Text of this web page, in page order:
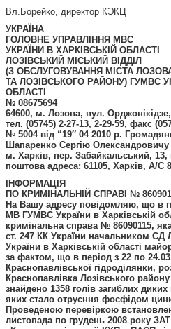
Вл.Борейко, директор КЭКЦ
УКРАЇНА
ГОЛОВНЕ УПРАВЛІННЯ МВС
УКРАЇНИ В ХАРКІВСЬКІЙ ОБЛАСТІ
ЛОЗІВСЬКИЙ МІСЬКИЙ ВІДДІЛ
(З ОБСЛУГОВУВАННЯ МІСТА
ТА ЛОЗІВСЬКОГО РАЙОНУ) ГУМВС
ОБЛАСТІ
№ 08675694
64600, м. Лозова, вул.
тел. (05745) 2-27-13, 2-29-59, факс
№ 5004 від “19″ 04 2010 р.
Шапаренко Сергію Олександровичу
м. Харків, пер. Забайкальський, 13,
поштова адреса: 61105, Харків, А/С
ІНФОРМАЦІЯ
ПО КРИМІНАЛЬНІЙ СПРАВІ №
На Вашу адресу повідомляю, що в
МВ ГУМВС України в Харківській
кримінальна справа № 86090115,
ст. 247 КК України начальником
України в Харківській області
за фактом, що в період з 22 по
Краснопавлівської гідроділянки,
Краснопавлівка Лозівського району
знайдено 1358 голів загиблих
яких стало отруєння фосфідом
Проведеною перевіркою
листопада по грудень 2008 року